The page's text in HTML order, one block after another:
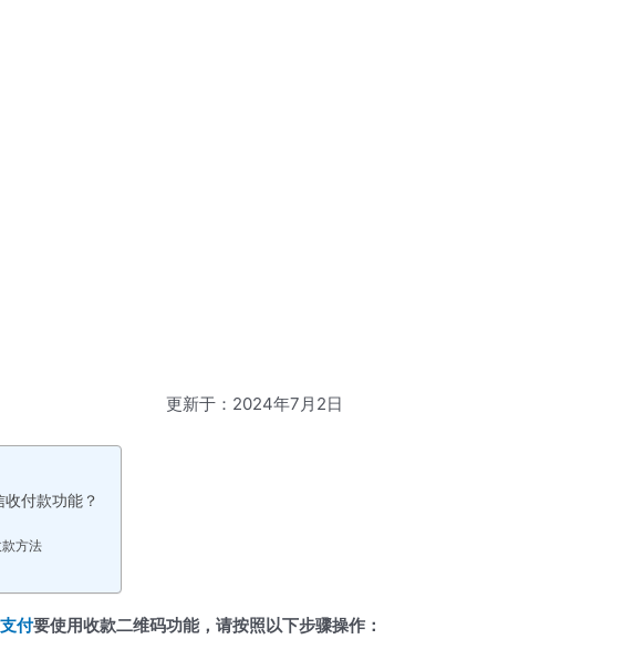
更新于：2024年7月2日
付款功能？
方法
付要使用收款二维码功能，请按照以下步骤操作：